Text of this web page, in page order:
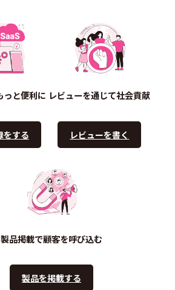
っと便利に
をする
レビューを通じて社会貢献
レビューを書く
製品掲載で顧客を呼び込む
製品を掲載する